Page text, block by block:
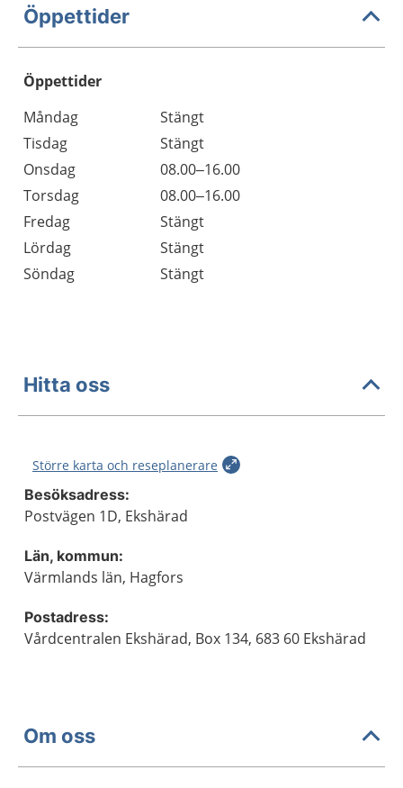
Öppettider
Öppettider
Dag
Öppettider
Kommentarer
Måndag
Stängt
Tisdag
Stängt
Onsdag
08.00–16.00
Torsdag
08.00–16.00
Fredag
Stängt
Lördag
Stängt
Söndag
Stängt
Hitta oss
Större karta och reseplanerare
Besöksadress:
Postvägen 1D, Ekshärad
Län, kommun:
Värmlands län, Hagfors
Postadress:
Vårdcentralen Ekshärad, Box 134, 683 60 Ekshärad
Om oss